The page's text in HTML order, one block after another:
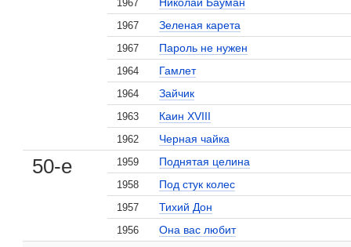
1967
1967 Зеленая карета
1967 Пароль не нужен
1964 Гамлет
1964 Зайчик
1963 Каин XVIII
1962 Черная чайка
50-е 1959 Поднятая целина
1958 Под стук колес
1957 Тихий Дон
1956 Она вас любит
Игорь Дмитриев на сайте Кино-Театр.ru